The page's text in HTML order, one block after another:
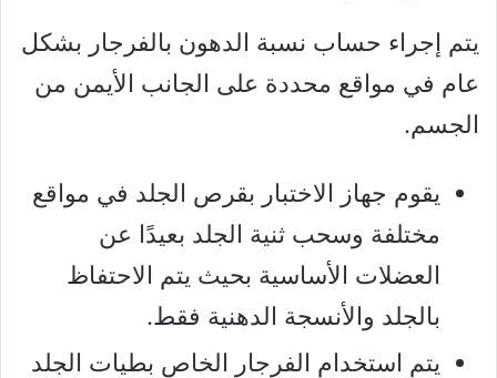
يتم إجراء حساب نسبة الدهون بالفرجار بشكل
عام في مواقع محددة على الجانب الأيمن من
الجسم.
يقوم جهاز الاختبار بقرص الجلد في مواقع
مختلفة وسحب ثنية الجلد بعيدًا عن
العضلات الأساسية بحيث يتم الاحتفاظ
بالجلد والأنسجة الدهنية فقط.
يتم استخدام الفرجار الخاص بطيات الجلد